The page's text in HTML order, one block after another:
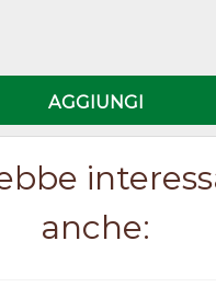
AGGIUNGI
anche: